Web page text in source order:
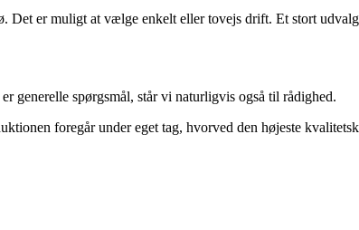
Det er muligt at vælge enkelt eller tovejs drift. Et stort
generelle spørgsmål, står vi naturligvis også til rådighed.
foregår under eget tag, hvorved den højeste